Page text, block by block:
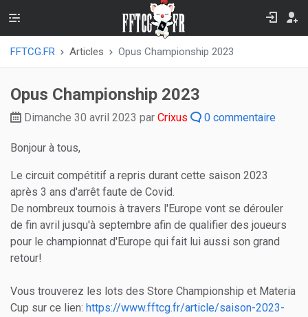
FFTCG.FR Articles Opus Championship 2023
Opus Championship 2023
Dimanche 30 avril 2023 par Crixus 0 commentaire
Bonjour à tous,
Le circuit compétitif a repris durant cette saison 2023
après 3 ans d'arrêt faute de Covid.
De nombreux tournois à travers l'Europe vont se dérouler
de fin avril jusqu'à septembre afin de qualifier des joueurs
pour le championnat d'Europe qui fait lui aussi son grand
retour!
Vous trouverez les lots des Store Championship et Materia
Cup sur ce lien: https://www.fftcg.fr/article/saison-2023-